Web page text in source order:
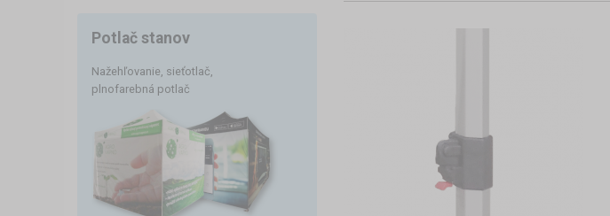
Potlač stanov
Nažehľovanie, sieťotlač,
plnofarebná potlač